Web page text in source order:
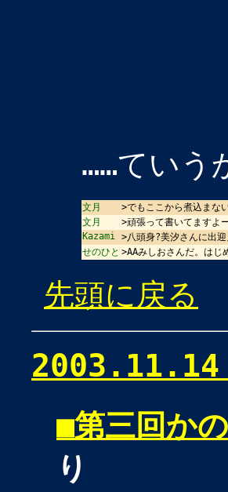
……ていう
文月
>でもここから煮込まな
文月
>頑張って書いてますよ
Kazami >八頭身?美汐さんに出
せのひと >AAみしおさんだ。はじ
先頭に戻る
■第三回か
り